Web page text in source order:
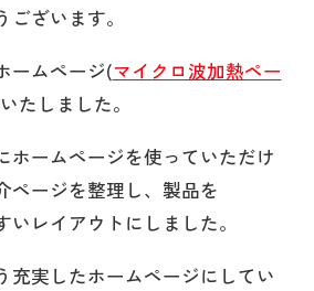
ざいます。
ームページ(マイクロ波加熱ペー
たしました。
ホームページを使っていただけ
ページを整理し、製品を
レイアウトにしました。
充実したホームページにしてい